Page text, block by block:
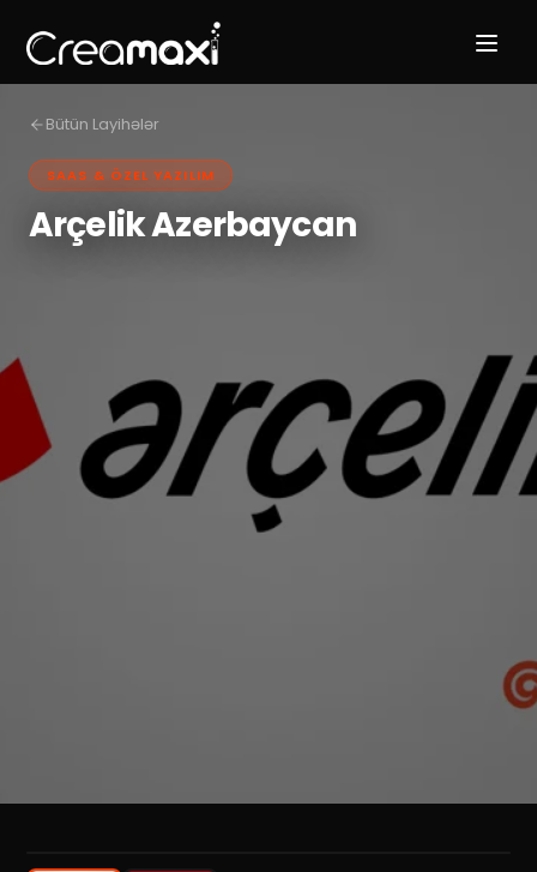
Bütün Layihələr
SAAS & ÖZEL YAZILIM
Arçelik Azerbaycan